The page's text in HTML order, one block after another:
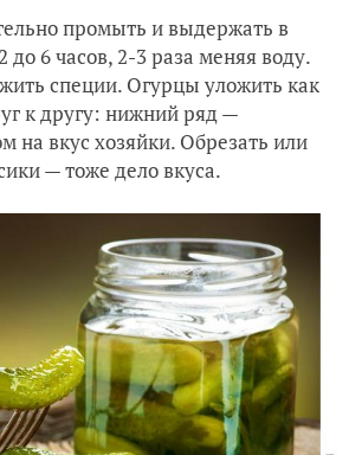
промыть и выдержать в
до 6 часов, 2-3 раза меняя воду.
специи. Огурцы уложить как
к другу: нижний ряд —
на вкус хозяйки. Обрезать или
— тоже дело вкуса.